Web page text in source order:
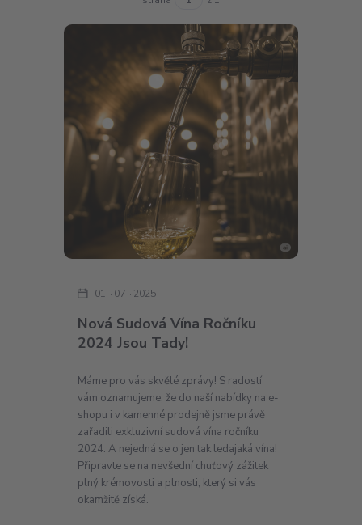
Nová Sudová Vína Ročníku
2024 Jsou Tady!
01 07 2025
Máme pro vás skvělé zprávy! S radostí
vám oznamujeme, že do naší nabídky na e-
shopu i v kamenné prodejně jsme právě
zařadili exkluzivní sudová vína ročníku
2024. A nejedná se o jen tak ledajaká vína!
Připravte se na nevšední chuťový zážitek
plný krémovosti a plnosti, který si vás
okamžitě získá.